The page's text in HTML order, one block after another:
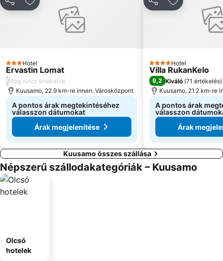
MegosztásHozzáadás a kedvencekhez
3 Kategória
Hotel
Ervastin Lomat
/Még nincs értékelve
Kuusamo, 22.9 km-re innen: Városközpont
A pontos árak megtekintéséhez
válasszon dátumokat
Árak megjelenítése
MegosztásHozzáadás
4 Kategória
Hotel
Villa RukanKelo
9,2 Kiváló (71 értékelés)
Kuusamo, 21.2 km-re
A pontos árak
válasszon
Árak
Kuusamo összes szállása
Népszerű szállodakategóriák – Kuusamo
Olcsó
hotelek